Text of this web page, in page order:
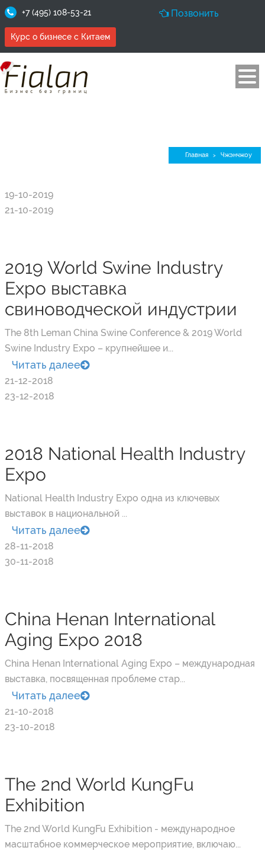
+7 (495) 108-53-21 Позвонить
Курс о бизнесе с Китаем
Главная > Чжэнчжоу
19-10-2019
21-10-2019
2019 World Swine Industry
Expo выставка
свиноводческой индустрии
The 8th Leman China Swine Conference & 2019 World
Swine Industry Expo – крупнейшее и...
Читать далее
21-12-2018
23-12-2018
2018 National Health Industry
Expo
National Health Industry Expo одна из ключевых
выставок в национальной ...
Читать далее
28-11-2018
30-11-2018
China Henan International
Aging Expo 2018
China Henan International Aging Expo – международная
выставка, посвященная проблеме стар...
Читать далее
21-10-2018
23-10-2018
The 2nd World KungFu
Exhibition
The 2nd World KungFu Exhibition - международное
масштабное коммерческое мероприятие, включаю...